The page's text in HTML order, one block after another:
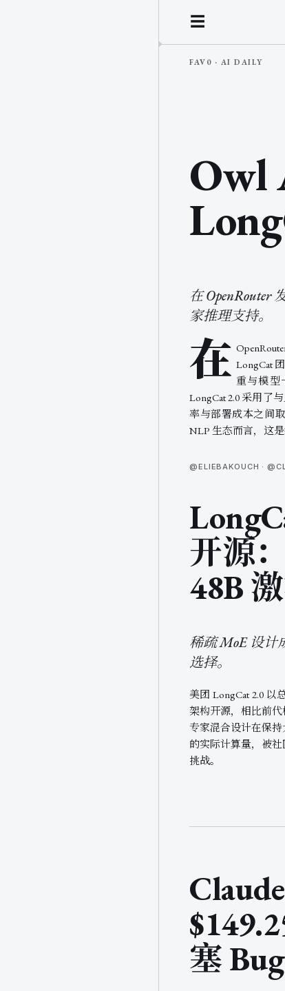
☰
Owl
在 OpenRouter
家推理支持。
在 LongCat
重与模型
LongCat 2.0 采用了
率与部署成本之间
NLP 生态而言，这
@ELIEBAKOUCH ·
开源
48B
稀疏 MoE 设计
选择。
美团 LongCat 2.0 以
架构开源，相比前
专家混合设计在保
的实际计算量，被
挑战。
塞 Bug